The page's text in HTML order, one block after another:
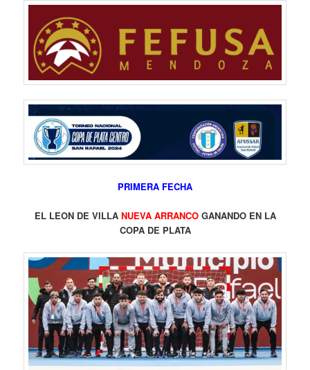
PRIMERA FECHA
EL LEON DE VILLA NUEVA ARRANCOGANANDO EN LA
COPA DE PLATA